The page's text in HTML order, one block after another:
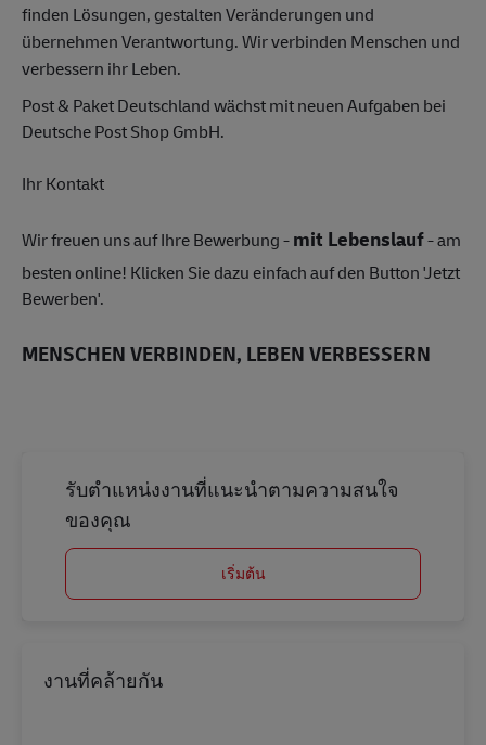
finden Lösungen, gestalten Veränderungen und
übernehmen Verantwortung. Wir verbinden Menschen und
verbessern ihr Leben.
Post & Paket Deutschland wächst mit neuen Aufgaben bei
Deutsche Post Shop GmbH.
Ihr Kontakt
Wir freuen uns auf Ihre Bewerbung -mit Lebenslauf- am
besten online! Klicken Sie dazu einfach auf den Button 'Jetzt
Bewerben'.
MENSCHEN VERBINDEN, LEBEN VERBESSERN
รับตำแหน่งงานที่แนะนำตามความสนใจ
ของคุณ
เริ่มต้น
งานที่คล้ายกัน